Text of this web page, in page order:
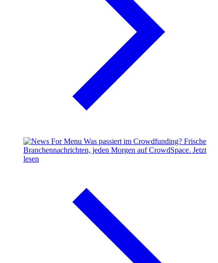
Was passiert im Crowdfunding? Frische
Branchennachrichten, jeden Morgen auf CrowdSpace. Jetzt
lesen